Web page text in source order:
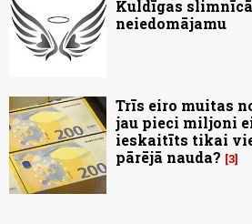
Kuldīgas
neiedomājamu
Trīs eiro muitas
jau pieci miljoni
ieskaitīts tikai
pārējā nauda? 3